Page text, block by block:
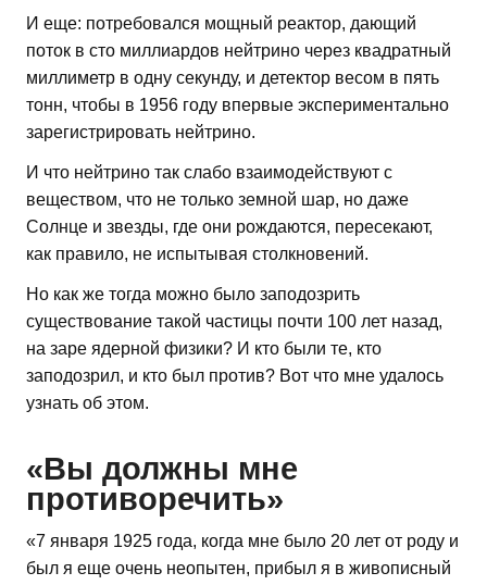
И еще: потребовался мощный реактор, дающий
поток в сто миллиардов нейтрино через квадратный
миллиметр в одну секунду, и детектор весом в пять
тонн, чтобы в 1956 году впервые экспериментально
зарегистрировать нейтрино.
И что нейтрино так слабо взаимодействуют с
веществом, что не только земной шар, но даже
Солнце и звезды, где они рождаются, пересекают,
как правило, не испытывая столкновений.
Но как же тогда можно было заподозрить
существование такой частицы почти 100 лет назад,
на заре ядерной физики? И кто были те, кто
заподозрил, и кто был против? Вот что мне удалось
узнать об этом.
«Вы должны мне
противоречить»
«7 января 1925 года, когда мне было 20 лет от роду и
был я еще очень неопытен, прибыл я в живописный